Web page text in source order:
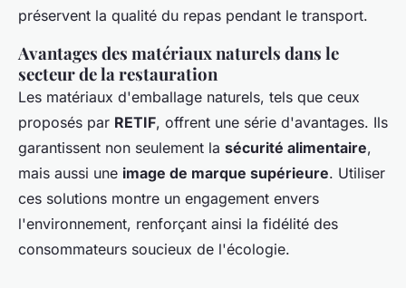
préservent la qualité du repas pendant le transport.
Avantages des matériaux naturels dans le
secteur de la restauration
Les matériaux d'emballage naturels, tels que ceux
proposés par RETIF, offrent une série d'avantages. Ils
garantissent non seulement la sécurité alimentaire,
mais aussi une image de marque supérieure. Utiliser
ces solutions montre un engagement envers
l'environnement, renforçant ainsi la fidélité des
consommateurs soucieux de l'écologie.